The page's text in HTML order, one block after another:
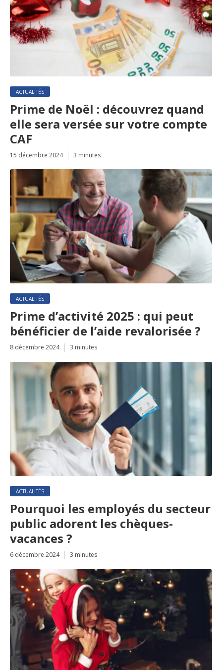
ACTUALITÉS
Prime de Noël : découvrez quand
elle sera versée sur votre compte
CAF
15 décembre 2024 3 minutes
ACTUALITÉS
Prime d’activité 2025 : qui peut
bénéficier de l’aide revalorisée ?
8 décembre 2024 3 minutes
ACTUALITÉS
Pourquoi les employés du secteur
public adorent les chèques-
vacances ?
6 décembre 2024 3 minutes